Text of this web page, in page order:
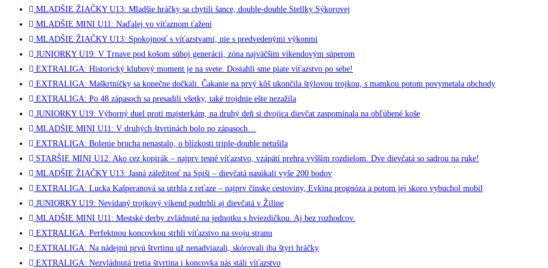
MLADŠIE ŽIAČKY U13: Mladšie hráčky sa chytili šance, double-double Stellky Sýkorovej
MLADŠIE MINI U11: Naďalej vo víťaznom ťažení
MLADŠIE ŽIAČKY U13: Spokojnosť s víťazstvami, nie s predvedenými výkonmi
JUNIORKY U19: V Trnave pod košom súboj generácií, zóna najväčším víkendovým súperom
EXTRALIGA: Historický klubový moment je na svete. Dosiahli sme piate víťazstvo po sebe!
EXTRALIGA: Maškrtníčky sa konečne dočkali. Čakanie na prvý kôš ukončila štýlovou trojkou, s mamkou potom povymetala obchody
EXTRALIGA: Po 48 zápasoch sa presadili všetky, také trojdnie ešte nezažila
JUNIORKY U19: Výborný duel proti majsterkám, na druhý deň si dvojica dievčat zaspomínala na obľúbené koše
MLADŠIE MINI U11: V druhých štvrtinách bolo po zápasoch…
EXTRALIGA: Bolenie brucha nenastalo, o blízkosti triple-double netušila
STARŠIE MINI U12: Ako cez kopirák – najprv tesné víťazstvo, vzápätí prehra vyšším rozdielom. Dve dievčatá so sadrou na ruke!
MLADŠIE ŽIAČKY U13: Jasná záležitosť na Spiši – dievčatá nasúkali vyše 200 bodov
EXTRALIGA: Lucka Kašperanová sa utrhla z reťaze – najprv čínske cestoviny, Evkina prognóza a potom jej skoro vybuchol mobil
JUNIORKY U19: Nevídaný trojkový víkend podtrhli aj dievčatá v Žiline
MLADŠIE MINI U11: Mestské derby zvládnuté na jednotku s hviezdičkou. Aj bez rozhodcov.
EXTRALIGA: Perfektnou koncovkou strhli víťazstvo na svoju stranu
EXTRALIGA: Na nádejnú prvú štvrtinu už nenadviazali, skórovali iba štyri hráčky
EXTRALIGA: Nezvládnutá tretia štvrtina i koncovka nás stáli víťazstvo